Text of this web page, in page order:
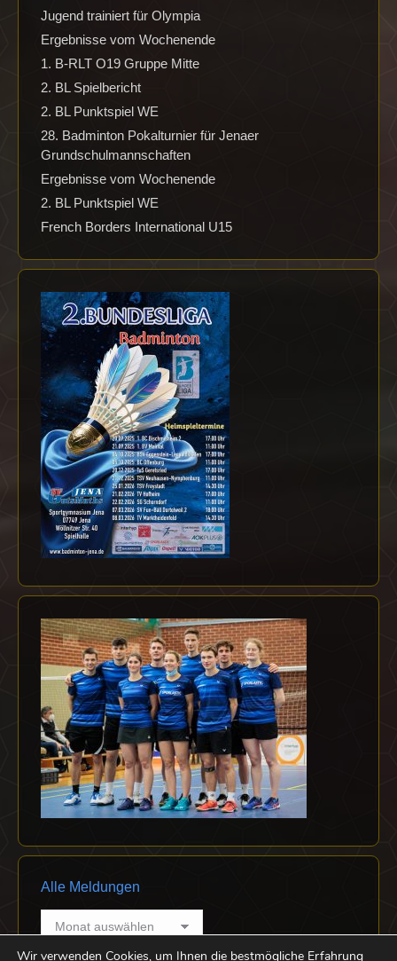
Jugend trainiert für Olympia
Ergebnisse vom Wochenende
1. B-RLT O19 Gruppe Mitte
2. BL Spielbericht
2. BL Punktspiel WE
28. Badminton Pokalturnier für Jenaer
Grundschulmannschaften
Ergebnisse vom Wochenende
2. BL Punktspiel WE
French Borders International U15
Alle Meldungen
Alle
Meldungen
Wir verwenden Cookies, um Ihnen die bestmögliche Erfahrung